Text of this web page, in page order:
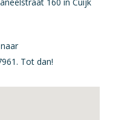
Tot dan!